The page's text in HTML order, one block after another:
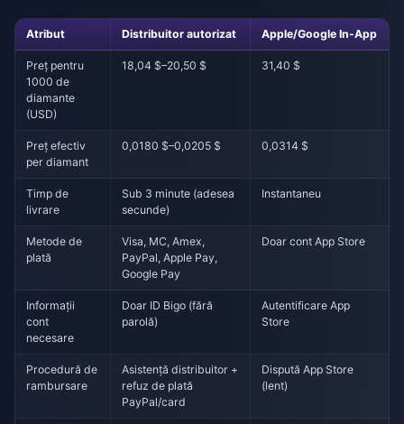
Atribut Distribuitor autorizat Apple/Google In-App
Preț pentru
1000 de
diamante
(USD)
18,04 $–20,50 $ 31,40 $
Preț efectiv
per diamant
0,0180 $–0,0205 $ 0,0314 $
Timp de
livrare
Sub 3 minute (adesea
secunde)
Instantaneu
Metode de
plată
Visa, MC, Amex,
PayPal, Apple Pay,
Google Pay
Doar cont App Store
Informații
cont
necesare
Doar ID Bigo (fără
parolă)
Autentificare App
Store
Procedură de
rambursare
Asistență distribuitor +
refuz de plată
PayPal/card
Dispută App Store
(lent)